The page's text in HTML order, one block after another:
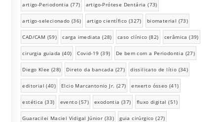
artigo-Periodontia (77) artigo-Prótese Dentária (73)
artigo-selecionado (36) artigo científico (327) biomaterial (73)
CAD/CAM (59) carga imediata (28) caso clínico (82) cerâmica (39)
cirurgia guiada (40) Covid-19 (39) De bem com a Periodontia (27)
Diego Klee (28) Direto da bancada (27) dissilicato de lítio (34)
editorial (40) Elcio Marcantonio Jr. (27) enxerto ósseo (41)
estética (33) evento (57) exodontia (37) fluxo digital (51)
Guaracilei Maciel Vidigal Júnior (33) guia cirúrgico (27)